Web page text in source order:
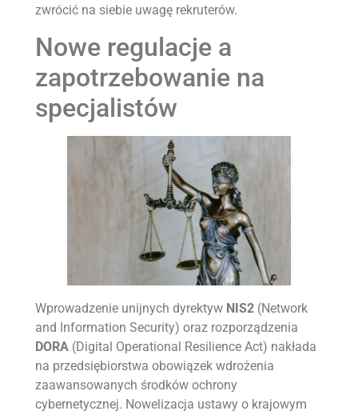
zwrócić na siebie uwagę rekruterów.
Nowe regulacje a
zapotrzebowanie na
specjalistów
Wprowadzenie unijnych dyrektyw NIS2 (Network
and Information Security) oraz rozporządzenia
DORA (Digital Operational Resilience Act) nakłada
na przedsiębiorstwa obowiązek wdrożenia
zaawansowanych środków ochrony
cybernetycznej. Nowelizacja ustawy o krajowym